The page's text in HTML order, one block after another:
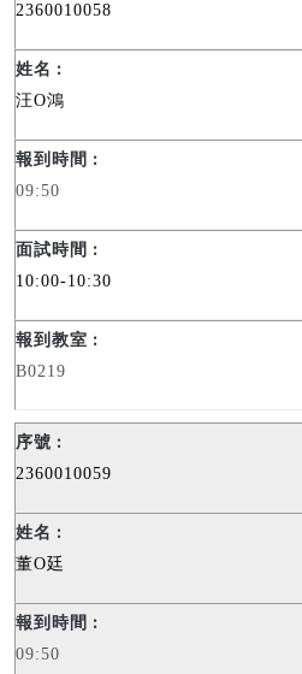
2360010058
汪O鴻
09:50
10:00-10:30
B0219
2360010059
董O廷
09:50